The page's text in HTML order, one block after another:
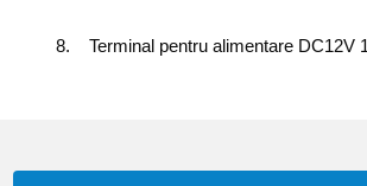
8. Terminal pentru alimentare DC12V